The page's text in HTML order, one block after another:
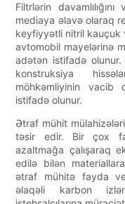
Filtrlərin
mediaya əlavə olaraq
keyfiyyətli nitril kauçuk
avtomobil mayelərinə
adətən istifadə
konstruksiya
möhkəmliyinin
istifadə olunur.
Ətraf mühit
təsir edir. Bir çox
azaltmağa çalışaraq
edilə bilən
ətraf mühitə fayda
əlaqəli karbon